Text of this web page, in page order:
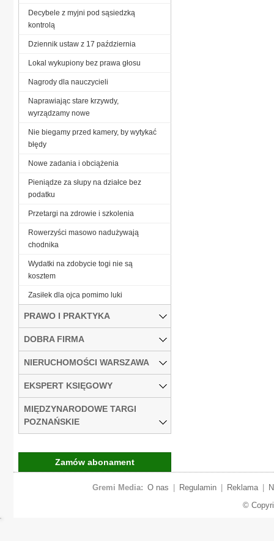
Decybele z myjni pod sąsiedzką
kontrolą
Dziennik ustaw z 17 październia
Lokal wykupiony bez prawa głosu
Nagrody dla nauczycieli
Naprawiając stare krzywdy,
wyrządzamy nowe
Nie biegamy przed kamery, by wytykać
błędy
Nowe zadania i obciążenia
Pieniądze za słupy na działce bez
podatku
Przetargi na zdrowie i szkolenia
Rowerzyści masowo nadużywają
chodnika
Wydatki na zdobycie togi nie są
kosztem
Zasiłek dla ojca pomimo luki
PRAWO I PRAKTYKA
DOBRA FIRMA
NIERUCHOMOŚCI WARSZAWA
EKSPERT KSIĘGOWY
MIĘDZYNARODOWE TARGI
POZNAŃSKIE
Zamów abonament
Gremi Media: O nas Regulamin Reklama
©